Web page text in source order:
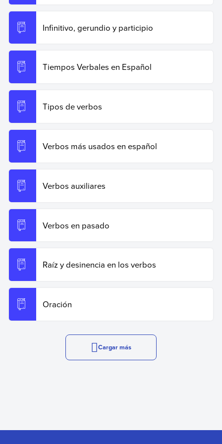
Infinitivo, gerundio y participio
Tiempos Verbales en Español
Tipos de verbos
Verbos más usados en español
Verbos auxiliares
Verbos en pasado
Raíz y desinencia en los verbos
Oración
Cargar más